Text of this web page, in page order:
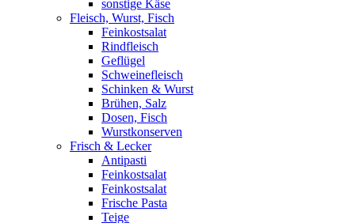
sonstige Käse
Fleisch, Wurst, Fisch
Feinkostsalat
Rindfleisch
Geflügel
Schweinefleisch
Schinken & Wurst
Brühen, Salz
Dosen, Fisch
Wurstkonserven
Frisch & Lecker
Antipasti
Feinkostsalat
Feinkostsalat
Frische Pasta
Teige